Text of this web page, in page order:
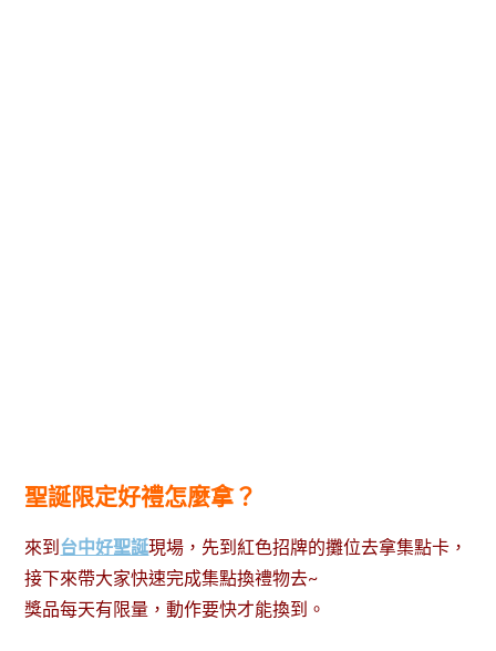
聖誕限定好禮怎麼拿？
來到 台中好聖誕現場，先到紅色招牌的攤位去拿集點卡，
接下來帶大家快速完成集點換禮物去~
獎品每天有限量，動作要快才能換到。